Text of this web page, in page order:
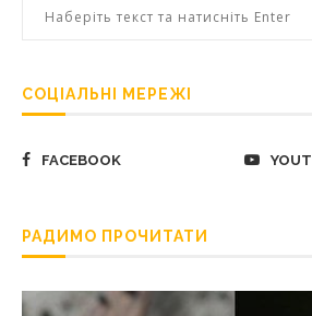
СОЦІАЛЬНІ МЕРЕЖІ
FACEBOOK
РАДИМО ПРОЧИТАТИ